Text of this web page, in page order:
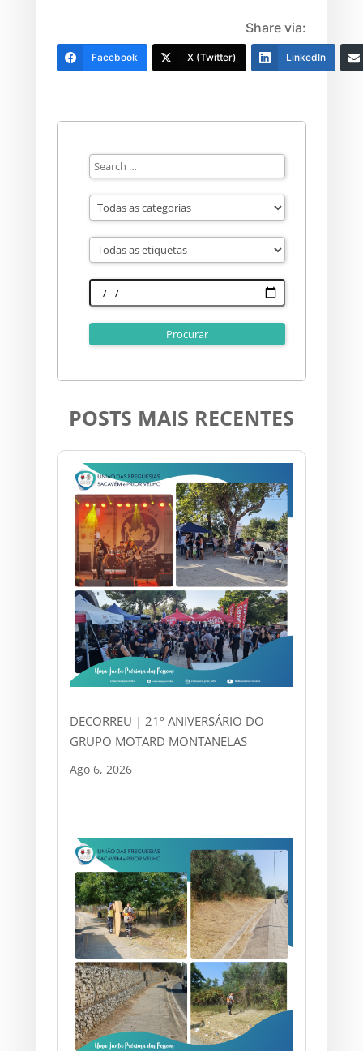
Share via:
Facebook X (Twitter) LinkedIn
POSTS MAIS RECENTES
DECORREU | 21º ANIVERSÁRIO DO
GRUPO MOTARD MONTANELAS
Ago 6, 2026